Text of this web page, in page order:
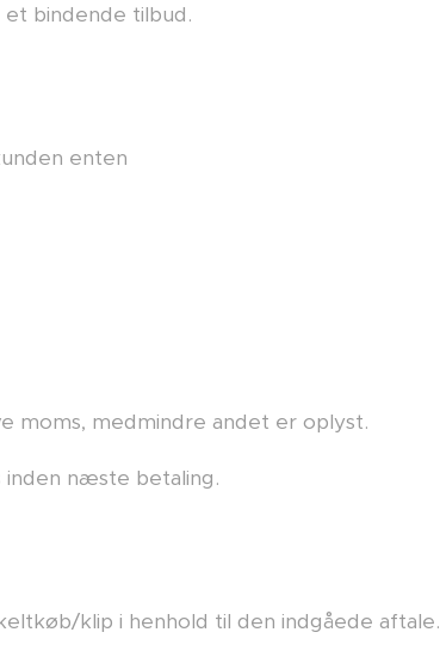
bindende tilbud.
enten
moms, medmindre andet er oplyst.
næste betaling.
klip i henhold til den indgåede aftale.